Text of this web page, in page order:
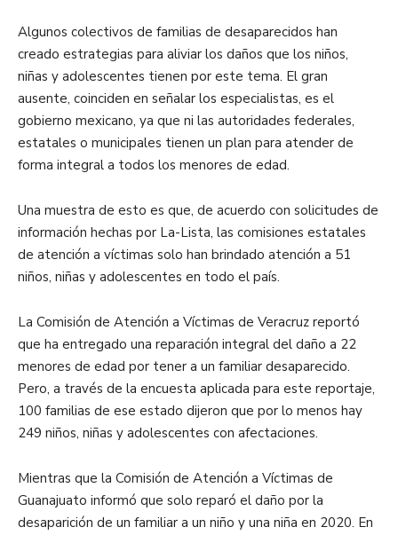
Algunos colectivos de familias de desaparecidos han
creado estrategias para aliviar los daños que los niños,
niñas y adolescentes tienen por este tema. El gran
ausente, coinciden en señalar los especialistas, es el
gobierno mexicano, ya que ni las autoridades federales,
estatales o municipales tienen un plan para atender de
forma integral a todos los menores de edad.
Una muestra de esto es que, de acuerdo con solicitudes de
información hechas por La-Lista, las comisiones estatales
de atención a víctimas solo han brindado atención a 51
niños, niñas y adolescentes en todo el país.
La Comisión de Atención a Víctimas de Veracruz reportó
que ha entregado una reparación integral del daño a 22
menores de edad por tener a un familiar desaparecido.
Pero, a través de la encuesta aplicada para este reportaje,
100 familias de ese estado dijeron que por lo menos hay
249 niños, niñas y adolescentes con afectaciones.
Mientras que la Comisión de Atención a Víctimas de
Guanajuato informó que solo reparó el daño por la
desaparición de un familiar a un niño y una niña en 2020. En